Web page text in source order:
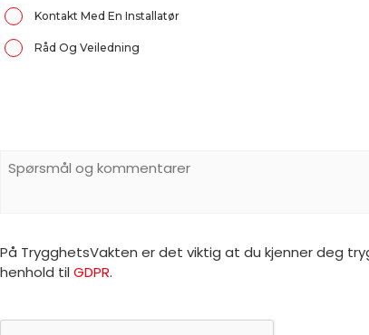
Kontakt Med En Installatør
Råd Og Veiledning
Spørsmål
På TrygghetsVakten er det viktig at du kjenner deg
henhold til GDPR.